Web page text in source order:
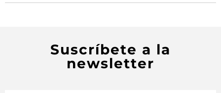
Suscríbete a la
newsletter